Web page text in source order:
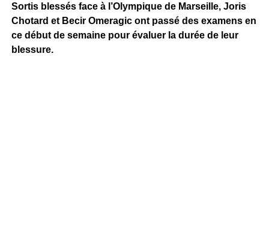
Sortis blessés face à l’Olympique de Marseille, Joris
Chotard et Becir Omeragic ont passé des examens en
ce début de semaine pour évaluer la durée de leur
blessure.